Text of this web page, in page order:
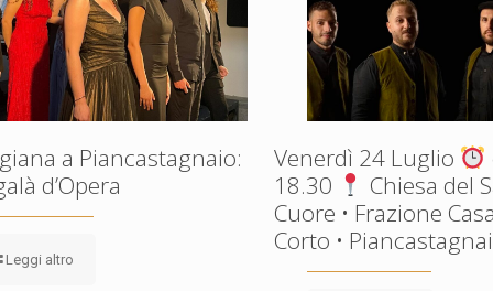
a Piancastagnaio:
d’Opera
Leggi altro
Venerdì 24 Luglio
18.30
Chiesa del
Cuore • Frazione
Corto •